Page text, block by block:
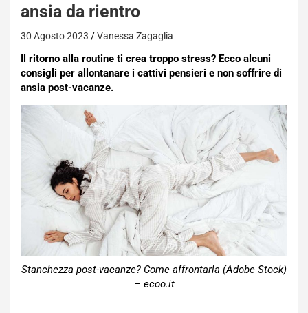
ansia da rientro
30 Agosto 2023 Vanessa Zagaglia
Il ritorno alla routine ti crea troppo stress? Ecco alcuni
consigli per allontanare i cattivi pensieri e non soffrire di
ansia post-vacanze.
Stanchezza post-vacanze? Come affrontarla (Adobe Stock)
– ecoo.it